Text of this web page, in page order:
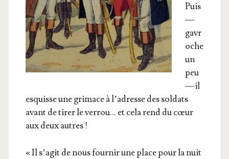
Puis
—
gavr
oche
un
peu
— il
esquisse une gri­mace à l’a­dresse des sol­dats
avant de tirer le ver­rou… et cela rend du cœur
aux deux autres !
« Il s’a­git de nous four­nir une place pour la nuit